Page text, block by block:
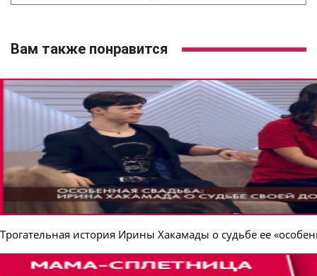
Вам также понравится
Трогательная история Ирины Хакамады о судьбе ее